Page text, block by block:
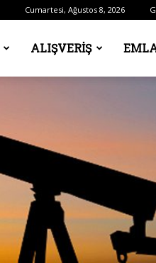
Cumartesi, Ağustos 8, 2026
ALIŞVERIŞ